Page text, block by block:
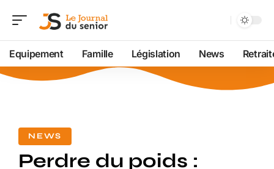
Equipement Famille Législation News
NEWS
Perdre du poids :